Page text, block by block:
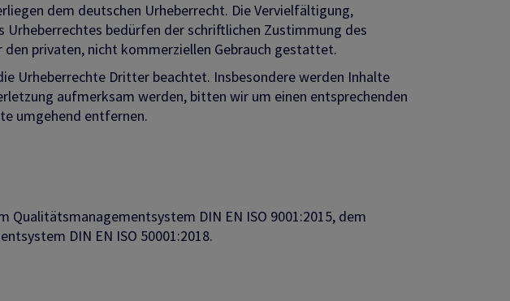
dem deutschen Urheberrecht. Die Vervielfältigung,
Urheberrechtes bedürfen der schriftlichen Zustimmung des
privaten, nicht kommerziellen Gebrauch gestattet.
Urheberrechte Dritter beachtet. Insbesondere werden Inhalte
aufmerksam werden, bitten wir um einen entsprechenden
umgehend entfernen.
DIN EN ISO 9001:2015, dem
DIN EN ISO 50001:2018.